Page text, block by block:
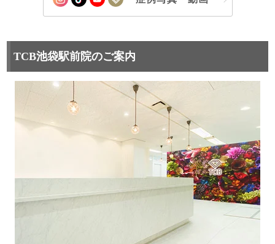
TCB池袋駅前院のご案内